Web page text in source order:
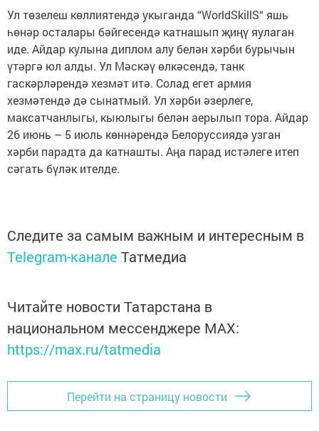
Ул төзелеш көллиятендә укыганда “WorldSkillS“ яшь
һөнәр осталары бәйгесендә катнашып җиңү яулаган
иде. Айдар кулына диплом алу белән хәрби бурычын
үтәргә юл алды. Ул Мәскәү өлкәсендә, танк
гаскәрләрендә хезмәт итә. Солад егет армия
хезмәтендә дә сынатмый. Ул хәрби әзерлеге,
максатчанлыгы, кыюлыгы белән аерылып тора. Айдар
26 июнь – 5 июль көннәрендә Белоруссиядә узган
хәрби парадта да катнашты. Аңа парад истәлеге итеп
сәгать бүләк ителде.
Следите за самым важным и интересным в
Telegram-канале Татмедиа
Читайте новости Татарстана в
национальном мессенджере MАХ:
https://max.ru/tatmedia
Перейти на страницу новости